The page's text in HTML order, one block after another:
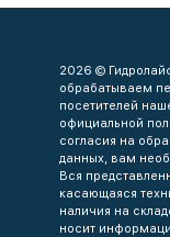
2026 ©
обрабатываем
посетителей
официальной
согласия на
данных, вам
Вся
касающаяся
наличия на
носит